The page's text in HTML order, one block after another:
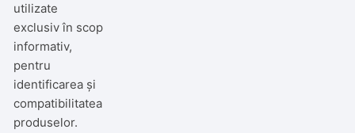
utilizate
exclusiv în scop
informativ,
pentru
identificarea și
compatibilitatea
produselor.